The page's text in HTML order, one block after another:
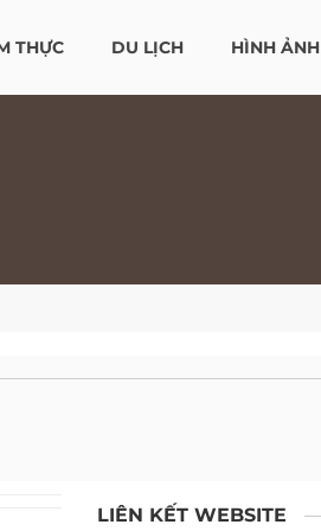
THỰC DU LỊCH HÌNH ẢNH
LIÊN KẾT WEBSITE